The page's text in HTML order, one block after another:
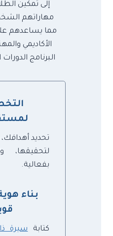
إلى تمكين
مهاراتهم
مما يساعدهم
الأكاديمي
البرنامج الدورات
تحديد
لتحقيقها،
بفعالية.
بناء
كتابةسيرة